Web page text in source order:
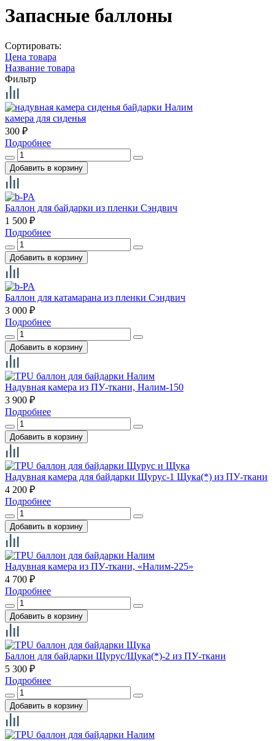
Запасные баллоны
Сортировать:
Цена товара
Название товара
Фильтр
камера для сиденья
300 ₽
Подробнее
Баллон для байдарки из пленки Сэндвич
1 500 ₽
Подробнее
Баллон для катамарана из пленки Сэндвич
3 000 ₽
Подробнее
Надувная камера из ПУ-ткани, Налим-150
3 900 ₽
Подробнее
Надувная камера для байдарки Щурус-1 Щука(*) из ПУ-ткани
4 200 ₽
Подробнее
Надувная камера из ПУ-ткани, «Налим-225»
4 700 ₽
Подробнее
Баллон для байдарки Щурус/Щука(*)-2 из ПУ-ткани
5 300 ₽
Подробнее